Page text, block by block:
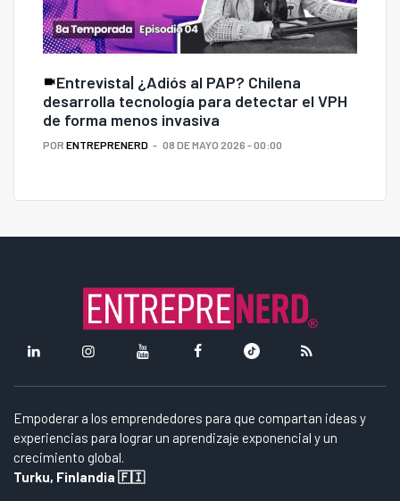
Entrevista| ¿Adiós al PAP? Chilena
desarrolla tecnología para detectar el VPH
de forma menos invasiva
POR ENTREPRENERD 08 DE MAYO 2026 - 00:00
Empoderar a los emprendedores para que compartan ideas y
experiencias para lograr un aprendizaje exponencial y un
crecimiento global.
Turku, Finlandia 🇫🇮